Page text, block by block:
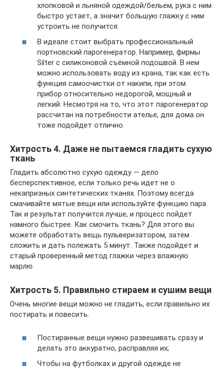
хлопковой и льняной одеждой/бельем, рука с ним
быстро устает, а значит большую глажку с ним
устроить не получится.
В идеале стоит выбрать профессиональный
портновский парогенератор. Например, фирмы
Silter с силиконовой съёмной подошвой. В нем
можно использовать воду из крана, так как есть
функция самоочистки от накипи, при этом
прибор относительно недорогой, мощный и
легкий. Несмотря на то, что этот парогенератор
рассчитан на потребности ателье, для дома он
тоже подойдет отлично.
Хитрость 4. Даже не пытаемся гладить сухую
ткань
Гладить абсолютно сухую одежду — дело
бесперспективное, если только речь идет не о
некапризных синтетических тканях. Поэтому всегда
смачивайте мятые вещи или используйте функцию пара.
Так и результат получится лучше, и процесс пойдет
намного быстрее. Как смочить ткань? Для этого вы
можете обработать вещь пульверизатором, затем
сложить и дать полежать 5 минут. Также подойдет и
старый проверенный метод глажки через влажную
марлю.
Хитрость 5. Правильно стираем и сушим вещи
Очень многие вещи можно не гладить, если правильно их
постирать и повесить.
Постиранные вещи нужно развешивать сразу и
делать это аккуратно, расправляя их;
Чтобы на футболках и другой одежде не